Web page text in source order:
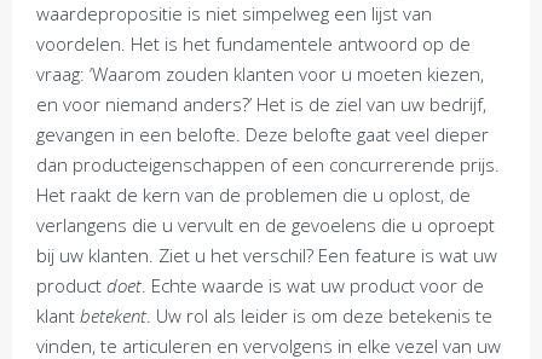
waardepropositie is niet simpelweg een lijst van
voordelen. Het is het fundamentele antwoord op de
vraag: ‘Waarom zouden klanten voor u moeten kiezen,
en voor niemand anders?’ Het is de ziel van uw bedrijf,
gevangen in een belofte. Deze belofte gaat veel dieper
dan producteigenschappen of een concurrerende prijs.
Het raakt de kern van de problemen die u oplost, de
verlangens die u vervult en de gevoelens die u oproept
bij uw klanten. Ziet u het verschil? Een feature is wat uw
product doet. Echte waarde is wat uw product voor de
klant betekent. Uw rol als leider is om deze betekenis te
vinden, te articuleren en vervolgens in elke vezel van uw